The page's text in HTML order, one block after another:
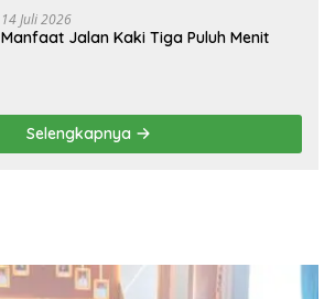
14 Juli 2026
Manfaat Jalan Kaki Tiga Puluh Menit
Selengkapnya